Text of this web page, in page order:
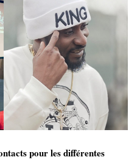
pour les différentes